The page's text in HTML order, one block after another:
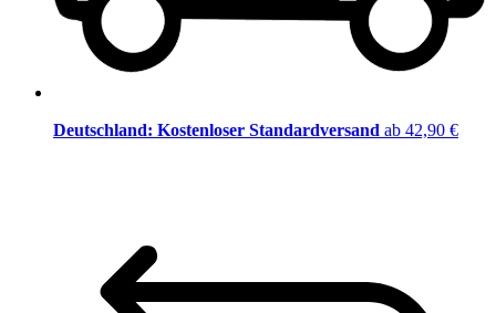
Deutschland: Kostenloser Standardversand ab 42,90 €